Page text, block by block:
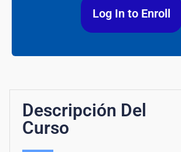
Log In to Enroll
Descripción Del
Curso